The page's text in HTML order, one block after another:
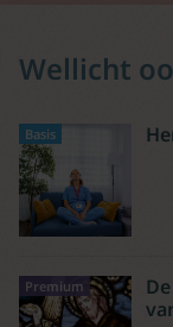
Wellicht
Basis
Premium